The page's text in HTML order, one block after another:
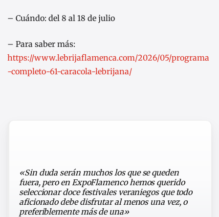
– Cuándo: del 8 al 18 de julio
– Para saber más:
https://www.lebrijaflamenca.com/2026/05/programa
-completo-61-caracola-lebrijana/
«Sin duda serán muchos los que se queden
fuera, pero en ExpoFlamenco hemos querido
seleccionar doce festivales veraniegos que todo
aficionado debe disfrutar al menos una vez, o
preferiblemente más de una»